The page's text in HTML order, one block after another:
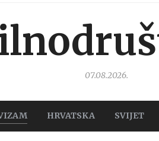
07.08.2026.
HRVATSKA SVIJET